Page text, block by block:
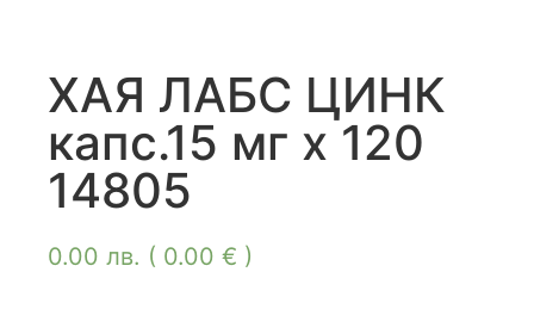
ХАЯ ЛАБС ЦИНК
капс.15 мг х 120
14805
0.00 лв. ( 0.00 € )